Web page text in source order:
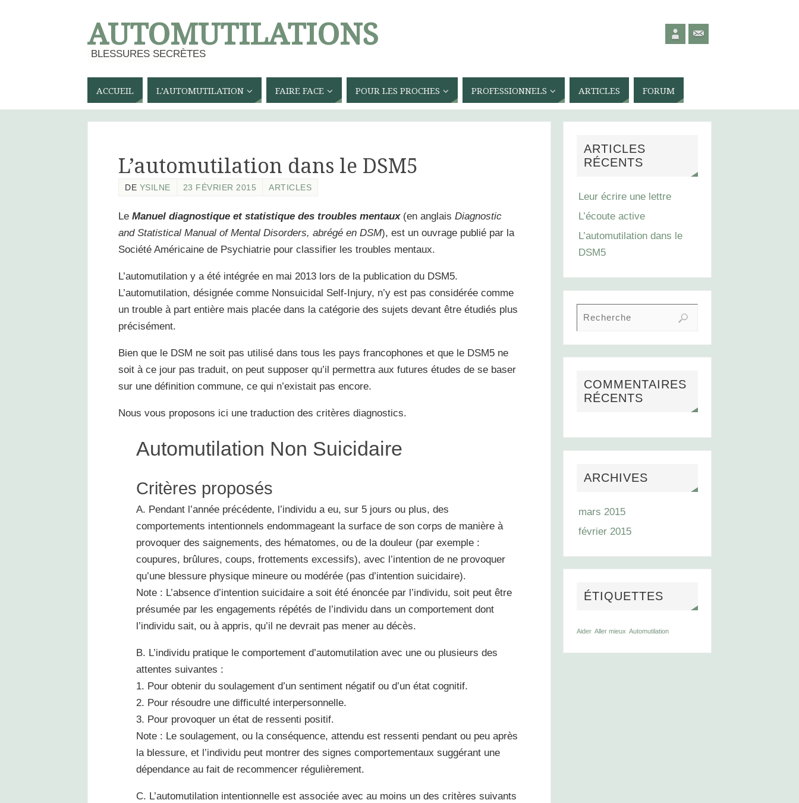
AUTOMUTILATIONS
BLESSURES SECRÈTES
ACCUEIL L’AUTOMUTILATION FAIRE FACE POUR LES PROCHES PROFESSIONNELS ARTICLES FORUM
L’automutilation dans le DSM5
DE YSILNE 23 FÉVRIER 2015 ARTICLES
Le Manuel diagnostique et statistique des troubles mentaux(en anglais Diagnostic
and Statistical Manual of Mental Disorders, abrégé en DSM), est un ouvrage publié par la
Société Américaine de Psychiatrie pour classifier les troubles mentaux.
L’automutilation y a été intégrée en mai 2013 lors de la publication du DSM5.
L’automutilation, désignée comme Nonsuicidal Self-Injury, n’y est pas considérée comme
un trouble à part entière mais placée dans la catégorie des sujets devant être étudiés plus
précisément.
Bien que le DSM ne soit pas utilisé dans tous les pays francophones et que le DSM5 ne
soit à ce jour pas traduit, on peut supposer qu’il permettra aux futures études de se baser
sur une définition commune, ce qui n’existait pas encore.
Nous vous proposons ici une traduction des critères diagnostics.
Automutilation Non Suicidaire
Critères proposés
A. Pendant l’année précédente, l’individu a eu, sur 5 jours ou plus, des
comportements intentionnels endommageant la surface de son corps de manière à
provoquer des saignements, des hématomes, ou de la douleur (par exemple :
coupures, brûlures, coups, frottements excessifs), avec l’intention de ne provoquer
qu’une blessure physique mineure ou modérée (pas d’intention suicidaire).
Note : L’absence d’intention suicidaire a soit été énoncée par l’individu, soit peut être
présumée par les engagements répétés de l’individu dans un comportement dont
l’individu sait, ou à appris, qu’il ne devrait pas mener au décès.
B. L’individu pratique le comportement d’automutilation avec une ou plusieurs des
attentes suivantes :
1. Pour obtenir du soulagement d’un sentiment négatif ou d’un état cognitif.
2. Pour résoudre une difficulté interpersonnelle.
3. Pour provoquer un état de ressenti positif.
Note : Le soulagement, ou la conséquence, attendu est ressenti pendant ou peu après
la blessure, et l’individu peut montrer des signes comportementaux suggérant une
dépendance au fait de recommencer régulièrement.
C. L’automutilation intentionnelle est associée avec au moins un des critères suivants
ARTICLES
RÉCENTS
Leur écrire une lettre
L’écoute active
L’automutilation dans le
DSM5
COMMENTAIRES
RÉCENTS
ARCHIVES
mars 2015
février 2015
ÉTIQUETTES
Aider Aller mieux Automutilation